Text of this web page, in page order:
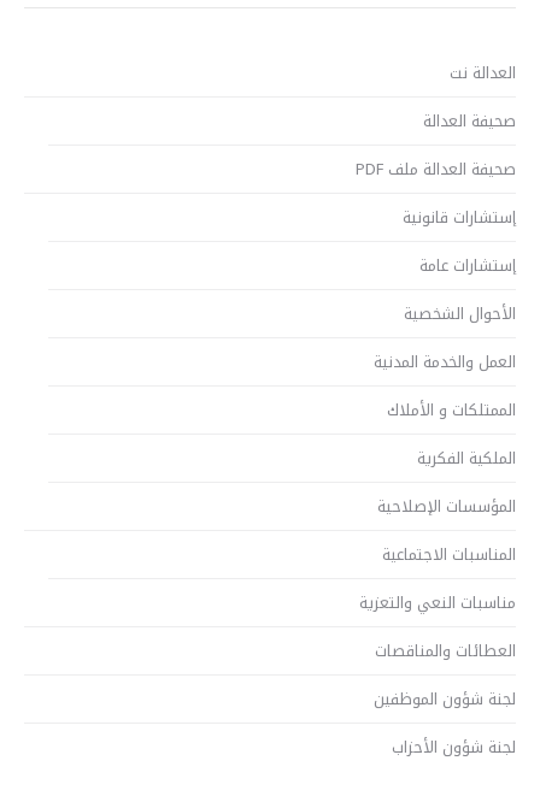
العدالة نت
صحيفة العدالة
صحيفة العدالة ملف PDF
إستشارات قانونية
إستشارات عامة
الأحوال الشخصية
العمل والخدمة المدنية
الممتلكات و الأملاك
الملكية الفكرية
المؤسسات الإصلاحية
المناسبات الاجتماعية
مناسبات النعي والتعزية
العطائات والمناقصات
لجنة شؤون الموظفين
لجنة شؤون الأحزاب